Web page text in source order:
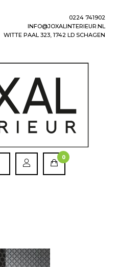
0224 741902
INFO@JOXALINTERIEUR.NL
WITTE PAAL 323, 1742 LD SCHAGEN
0